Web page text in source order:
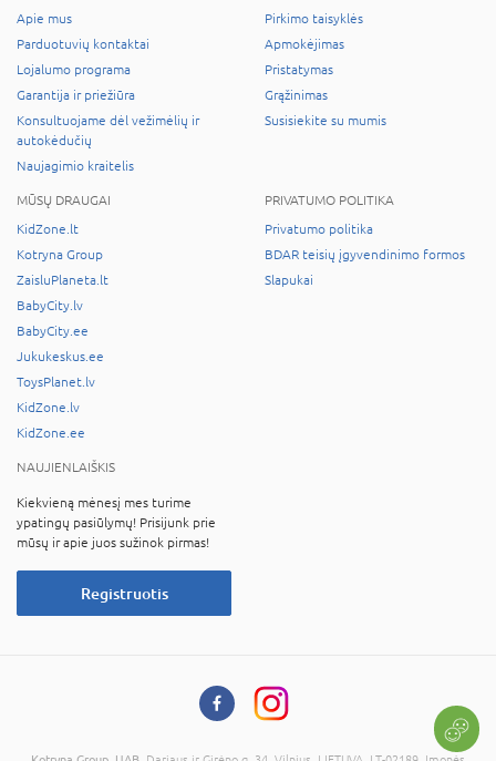
Apie mus
Parduotuvių kontaktai
Lojalumo programa
Garantija ir priežiūra
Konsultuojame dėl vežimėlių ir
autokėdučių
Naujagimio kraitelis
Pirkimo taisyklės
Apmokėjimas
Pristatymas
Grąžinimas
Susisiekite su mumis
MŪSŲ DRAUGAI
KidZone.lt
Kotryna Group
ZaisluPlaneta.lt
BabyCity.lv
BabyCity.ee
Jukukeskus.ee
ToysPlanet.lv
KidZone.lv
KidZone.ee
PRIVATUMO POLITIKA
Privatumo politika
BDAR teisių įgyvendinimo formos
Slapukai
NAUJIENLAIŠKIS
Kiekvieną mėnesį mes turime
ypatingų pasiūlymų! Prisijunk prie
mūsų ir apie juos sužinok pirmas!
Registruotis